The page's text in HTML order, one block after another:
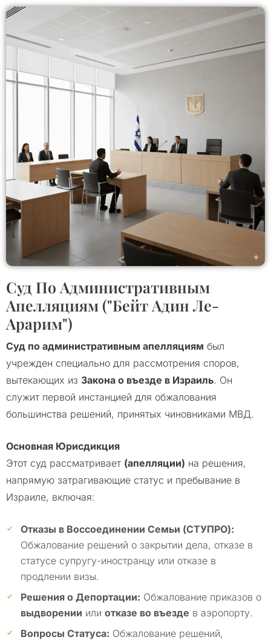
Суд По Административным
Апелляциям ("Бейт Адин Ле-
Арарим")
Суд по административным апелляциям был
учрежден специально для рассмотрения споров,
вытекающих из Закона о въезде в Израиль. Он
служит первой инстанцией для обжалования
большинства решений, принятых чиновниками МВД.
Основная Юрисдикция
Этот суд рассматривает (апелляции) на решения,
напрямую затрагивающие статус и пребывание в
Израиле, включая:
Отказы в Воссоединении Семьи (СТУПРО):
Обжалование решений о закрытии дела, отказе в
статусе супругу-иностранцу или отказе в
продлении визы.
Решения о Депортации: Обжалование приказов о
выдворении или отказе во въезде в аэропорту.
Вопросы Статуса: Обжалование решений,